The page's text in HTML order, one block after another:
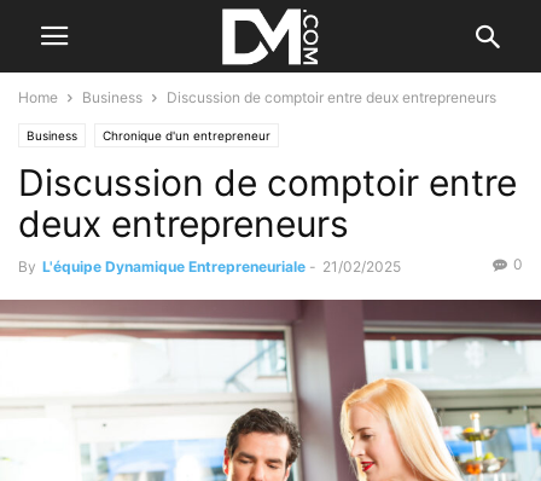
Home Business Discussion de comptoir entre deux entrepreneurs
Business Chronique d'un entrepreneur
Discussion de comptoir entre
deux entrepreneurs
By L'équipe Dynamique Entrepreneuriale - 21/02/2025 0